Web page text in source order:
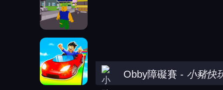
Obby障礙賽 - 小豬快